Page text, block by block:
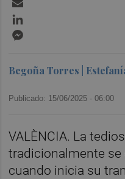
Begoña Torres |
Publicado: 15/06/2025 ·06:00
VALÈNCIA. La
tradicionalmente
cuando inicia su